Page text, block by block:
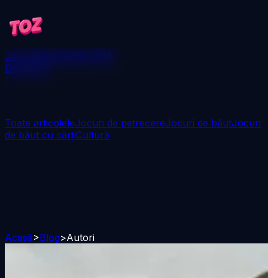
JocuriBlogCâștigă 250$
Descarcă
Toate articoleleJocuri de petrecereJocuri de băutJocuri
de băut cu cărțiCultură
Acasă>Blog>Autori